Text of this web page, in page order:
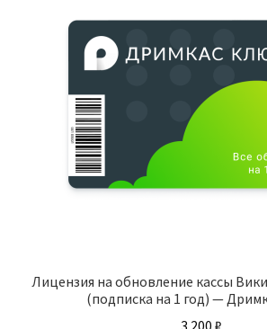
Лицензия на обновление кассы
(подписка на 1 год) —